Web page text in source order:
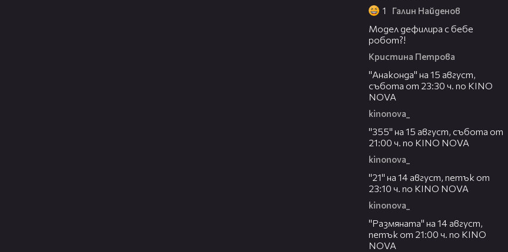
1 Галин Найденов
Модел дефилира с бебе
робот?!
Кристина Петрова
"Анаконда" на 15 август,
събота от 23:30 ч. по KINO
NOVA
kinonova_
"355" на 15 август, събота от
21:00 ч. по KINO NOVA
kinonova_
"21" на 14 август, петък от
23:10 ч. по KINO NOVA
kinonova_
"Размянaта" на 14 август,
петък от 21:00 ч. по KINO
NOVA